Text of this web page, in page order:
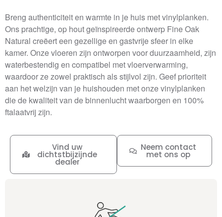
Breng authenticiteit en warmte in je huis met vinylplanken.
Ons prachtige, op hout geïnspireerde ontwerp Fine Oak
Natural creëert een gezellige en gastvrije sfeer in elke
kamer. Onze vloeren zijn ontworpen voor duurzaamheid, zijn
waterbestendig en compatibel met vloerverwarming,
waardoor ze zowel praktisch als stijlvol zijn. Geef prioriteit
aan het welzijn van je huishouden met onze vinylplanken
die de kwaliteit van de binnenlucht waarborgen en 100%
ftalaatvrij zijn.
Neem contact
met ons op
Vind uw
dichtstbijzijnde
dealer